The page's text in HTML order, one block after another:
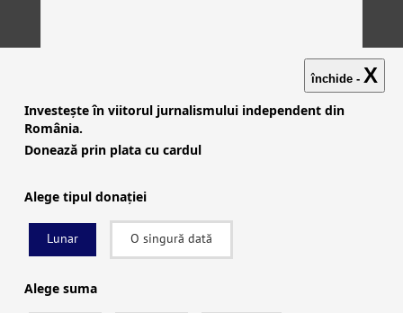
Investigații Știri |Explicative
închide - X
Investește în viitorul jurnalismului independent din
România.
Donează prin plata cu cardul
Alege tipul donației
Lunar O singură dată
Alege suma